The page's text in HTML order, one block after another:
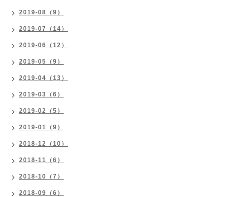
2019-08（9）
2019-07（14）
2019-06（12）
2019-05（9）
2019-04（13）
2019-03（6）
2019-02（5）
2019-01（9）
2018-12（10）
2018-11（6）
2018-10（7）
2018-09（6）